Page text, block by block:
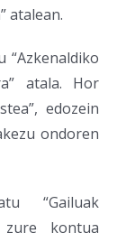
atalean.
“Azkenaldiko
atala. Hor
edozein
ondoren
“Gailuak
zure kontua